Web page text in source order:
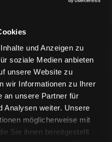
und Anzeigen zu
soziale Medien anbieten
unsere Website zu
wir Informationen zu Ihrer
an unsere Partner für
Analysen weiter. Unsere
möglicherweise mit
Sie ihnen bereitgestellt
CO